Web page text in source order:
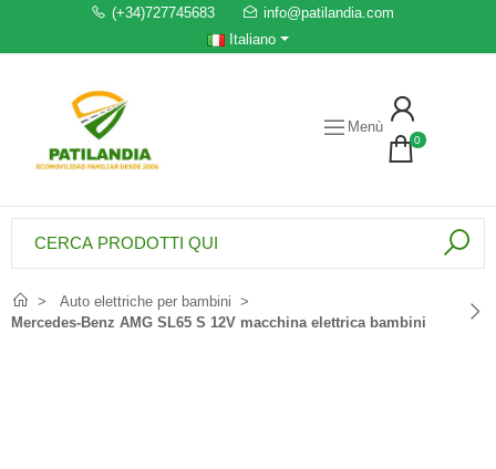
(+34)727745683
info@patilandia.com
Italiano
Menù
0
Auto elettriche per bambini
Mercedes-Benz AMG SL65 S 12V macchina elettrica bambini